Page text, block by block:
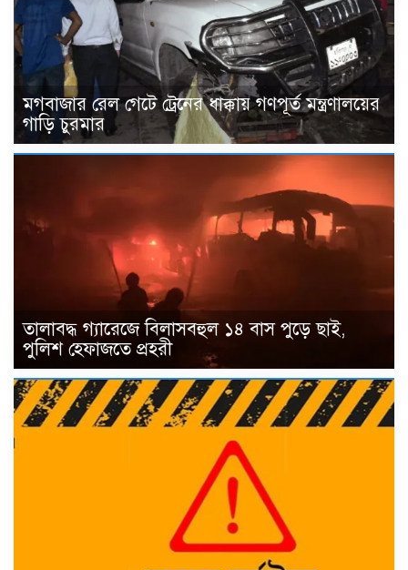
মগবাজার রেল গেটে ট্রেনের ধাক্কায় গণপূর্ত মন্ত্রণালয়ের
গাড়ি চুরমার
তালাবদ্ধ গ্যারেজে বিলাসবহুল ১৪ বাস পুড়ে ছাই,
পুলিশ হেফাজতে প্রহরী